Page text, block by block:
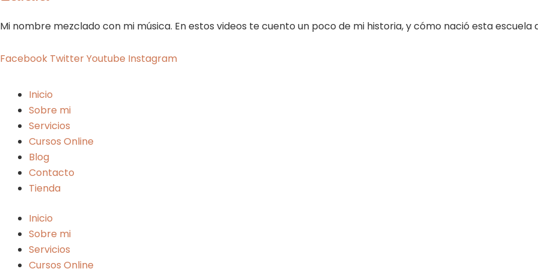
Mi nombre mezclado con mi música. En estos videos te cuento un poco de mi historia, y cómo nació esta escuela
Facebook TwitterYoutube Instagram
Inicio
Sobre mi
Servicios
Cursos Online
Blog
Contacto
Tienda
Inicio
Sobre mi
Servicios
Cursos Online